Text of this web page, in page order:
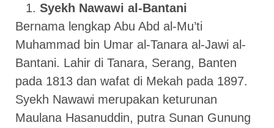
Syekh Nawawi al-Bantani
Bernama lengkap Abu Abd al-Mu’ti
Muhammad bin Umar al-Tanara al-Jawi al-
Bantani. Lahir di Tanara, Serang, Banten
pada 1813 dan wafat di Mekah pada 1897.
Syekh Nawawi merupakan keturunan
Maulana Hasanuddin, putra Sunan Gunung